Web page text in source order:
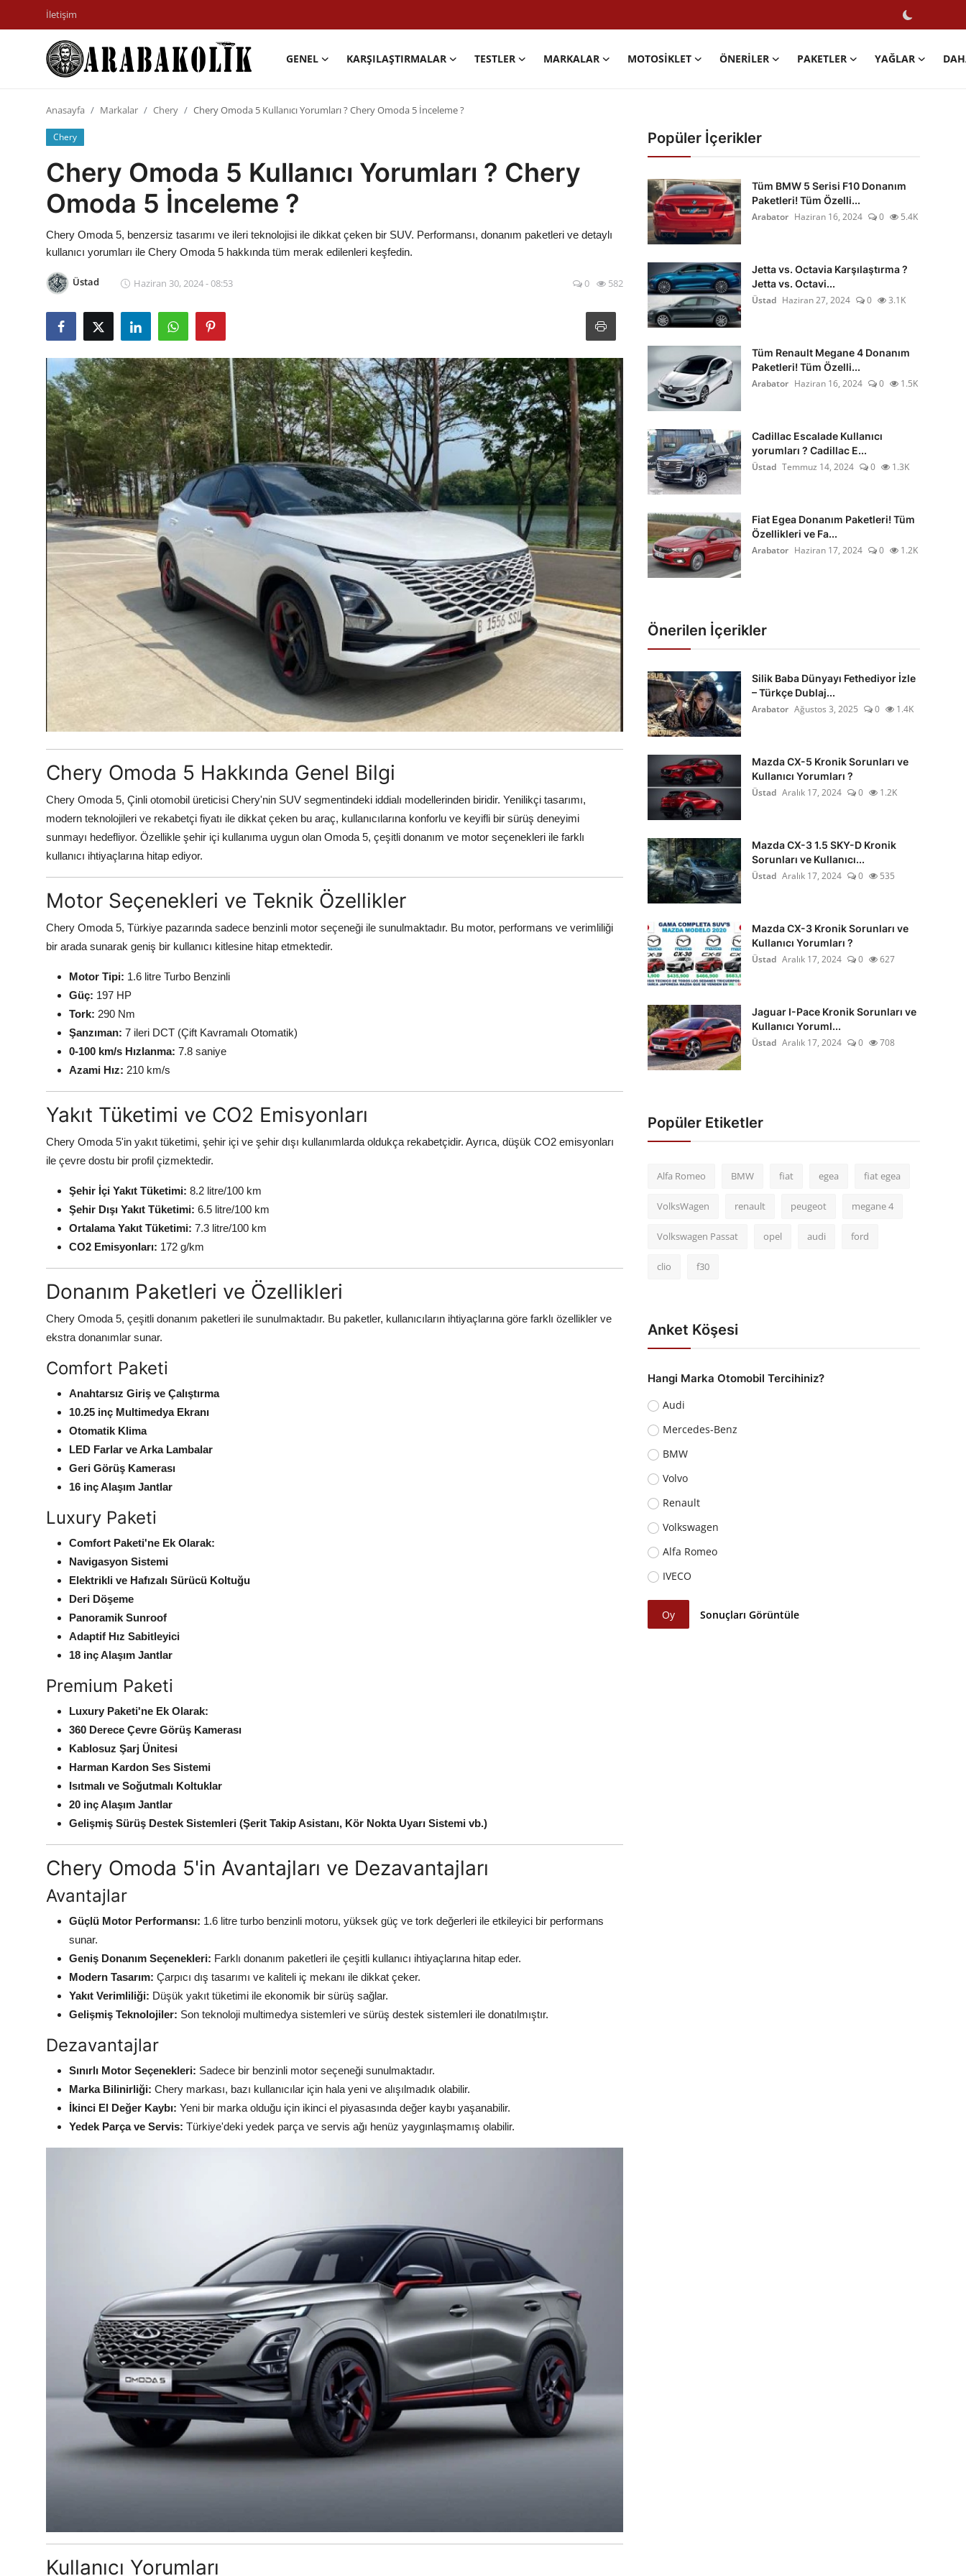
İletişim
GENEL KARŞILAŞTIRMALAR TESTLER MARKALAR MOTOSIKLET ÖNERILER PAKETLER YAĞLAR
Markalar
Motosiklet
Öneriler
Paketler
Oto Bilgi
Anasayfa Markalar Chery Chery Omoda 5 Kullanıcı Yorumları ? Chery Omoda 5 İnceleme ?
Chery
Chery Omoda 5 Kullanıcı Yorumları ? Chery
Omoda 5 İnceleme ?
Chery Omoda 5, benzersiz tasarımı ve ileri teknolojisi ile dikkat çeken bir SUV. Performansı, donanım paketleri ve detaylı
kullanıcı yorumları ile Chery Omoda 5 hakkında tüm merak edilenleri keşfedin.
Üstad Haziran 30, 2024 - 08:53 0 582
Chery Omoda 5 Hakkında Genel Bilgi
Chery Omoda 5, Çinli otomobil üreticisi Chery'nin SUV segmentindeki iddialı modellerinden biridir. Yenilikçi tasarımı,
modern teknolojileri ve rekabetçi fiyatı ile dikkat çeken bu araç, kullanıcılarına konforlu ve keyifli bir sürüş deneyimi
sunmayı hedefliyor. Özellikle şehir içi kullanıma uygun olan Omoda 5, çeşitli donanım ve motor seçenekleri ile farklı
kullanıcı ihtiyaçlarına hitap ediyor.
Motor Seçenekleri ve Teknik Özellikler
Chery Omoda 5, Türkiye pazarında sadece benzinli motor seçeneği ile sunulmaktadır. Bu motor, performans ve verimliliği
bir arada sunarak geniş bir kullanıcı kitlesine hitap etmektedir.
Motor Tipi: 1.6 litre Turbo Benzinli
Güç: 197 HP
Tork: 290 Nm
Şanzıman: 7 ileri DCT (Çift Kavramalı Otomatik)
0-100 km/s Hızlanma: 7.8 saniye
Azami Hız: 210 km/s
Yakıt Tüketimi ve CO2 Emisyonları
Chery Omoda 5'in yakıt tüketimi, şehir içi ve şehir dışı kullanımlarda oldukça rekabetçidir. Ayrıca, düşük CO2 emisyonları
ile çevre dostu bir profil çizmektedir.
Şehir İçi Yakıt Tüketimi: 8.2 litre/100 km
Şehir Dışı Yakıt Tüketimi: 6.5 litre/100 km
Ortalama Yakıt Tüketimi: 7.3 litre/100 km
CO2 Emisyonları: 172 g/km
Donanım Paketleri ve Özellikleri
Chery Omoda 5, çeşitli donanım paketleri ile sunulmaktadır. Bu paketler, kullanıcıların ihtiyaçlarına göre farklı özellikler ve
ekstra donanımlar sunar.
Comfort Paketi
Anahtarsız Giriş ve Çalıştırma
10.25 inç Multimedya Ekranı
Otomatik Klima
LED Farlar ve Arka Lambalar
Geri Görüş Kamerası
16 inç Alaşım Jantlar
Luxury Paketi
Comfort Paketi'ne Ek Olarak:
Navigasyon Sistemi
Elektrikli ve Hafızalı Sürücü Koltuğu
Deri Döşeme
Panoramik Sunroof
Adaptif Hız Sabitleyici
18 inç Alaşım Jantlar
Premium Paketi
Luxury Paketi'ne Ek Olarak:
360 Derece Çevre Görüş Kamerası
Kablosuz Şarj Ünitesi
Harman Kardon Ses Sistemi
Isıtmalı ve Soğutmalı Koltuklar
20 inç Alaşım Jantlar
Gelişmiş Sürüş Destek Sistemleri (Şerit Takip Asistanı, Kör Nokta Uyarı Sistemi vb.)
Chery Omoda 5'in Avantajları ve Dezavantajları
Avantajlar
Güçlü Motor Performansı: 1.6 litre turbo benzinli motoru, yüksek güç ve tork değerleri ile etkileyici bir performans
sunar.
Geniş Donanım Seçenekleri: Farklı donanım paketleri ile çeşitli kullanıcı ihtiyaçlarına hitap eder.
Modern Tasarım: Çarpıcı dış tasarımı ve kaliteli iç mekanı ile dikkat çeker.
Yakıt Verimliliği: Düşük yakıt tüketimi ile ekonomik bir sürüş sağlar.
Gelişmiş Teknolojiler: Son teknoloji multimedya sistemleri ve sürüş destek sistemleri ile donatılmıştır.
Dezavantajlar
Sınırlı Motor Seçenekleri: Sadece bir benzinli motor seçeneği sunulmaktadır.
Marka Bilinirliği: Chery markası, bazı kullanıcılar için hala yeni ve alışılmadık olabilir.
İkinci El Değer Kaybı: Yeni bir marka olduğu için ikinci el piyasasında değer kaybı yaşanabilir.
Yedek Parça ve Servis: Türkiye'deki yedek parça ve servis ağı henüz yaygınlaşmamış olabilir.
Kullanıcı Yorumları
Popüler İçerikler
Tüm BMW 5 Serisi F10 Donanım
Paketleri! Tüm Özelli...
Arabator Haziran 16, 2024 0 5.4K
Jetta vs. Octavia Karşılaştırma ?
Jetta vs. Octavi...
Üstad Haziran 27, 2024 0 3.1K
Tüm Renault Megane 4 Donanım
Paketleri! Tüm Özelli...
Arabator Haziran 16, 2024 0 1.5K
Cadillac Escalade Kullanıcı
yorumları ? Cadillac E...
Üstad Temmuz 14, 2024 0 1.3K
Fiat Egea Donanım Paketleri! Tüm
Özellikleri ve Fa...
Arabator Haziran 17, 2024 0 1.2K
Önerilen İçerikler
Silik Baba Dünyayı Fethediyor İzle
– Türkçe Dublaj...
Arabator Ağustos 3, 2025 0 1.4K
Mazda CX-5 Kronik Sorunları ve
Kullanıcı Yorumları ?
Üstad Aralık 17, 2024 0 1.2K
Mazda CX-3 1.5 SKY-D Kronik
Sorunları ve Kullanıcı...
Üstad Aralık 17, 2024 0 535
Mazda CX-3 Kronik Sorunları ve
Kullanıcı Yorumları ?
Üstad Aralık 17, 2024 0 627
Jaguar I-Pace Kronik Sorunları ve
Kullanıcı Yoruml...
Üstad Aralık 17, 2024 0 708
Popüler Etiketler
Alfa Romeo BMW fiat egea fiat egea
VolksWagen renault peugeot megane 4
Volkswagen Passat opel audi ford
clio f30
Anket Köşesi
Hangi Marka Otomobil Tercihiniz?
Audi
Mercedes-Benz
BMW
Volvo
Renault
Volkswagen
Alfa Romeo
IVECO
Oy Sonuçları Görüntüle